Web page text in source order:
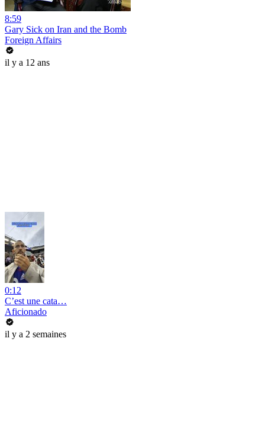
8:59
Gary Sick on Iran and the Bomb
Foreign Affairs
il y a 12 ans
0:12
C’est une cata…
Aficionado
il y a 2 semaines